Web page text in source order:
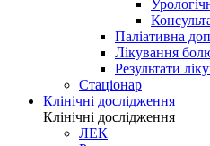
Паліативна
Лікування
Результати
Стаціонар
Клінічні дослідження
Клінічні дослідження
ЛЕК